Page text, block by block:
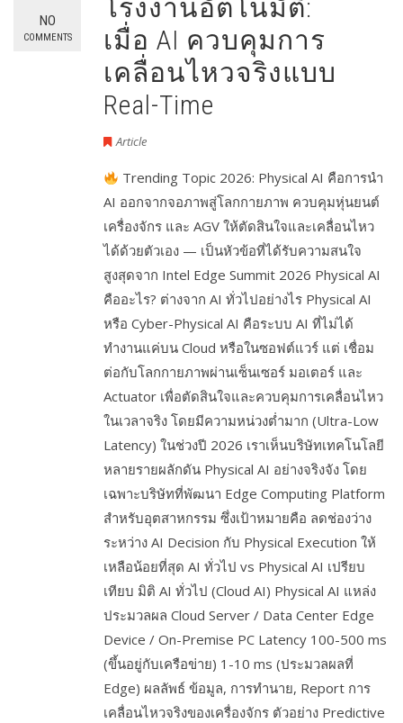
NO
COMMENTS
โรงงานอัตโนมัติ:
เมื่อ AI ควบคุมการ
เคลื่อนไหวจริงแบบ
Real-Time
Article
Trending Topic 2026: Physical AI คือการนำ
AI ออกจากจอภาพสู่โลกกายภาพ ควบคุมหุ่นยนต์
เครื่องจักร และ AGV ให้ตัดสินใจและเคลื่อนไหว
ได้ด้วยตัวเอง — เป็นหัวข้อที่ได้รับความสนใจ
สูงสุดจาก Intel Edge Summit 2026 Physical AI
คืออะไร? ต่างจาก AI ทั่วไปอย่างไร Physical AI
หรือ Cyber-Physical AI คือระบบ AI ที่ไม่ได้
ทำงานแค่บน Cloud หรือในซอฟต์แวร์ แต่ เชื่อม
ต่อกับโลกกายภาพผ่านเซ็นเซอร์ มอเตอร์ และ
Actuator เพื่อตัดสินใจและควบคุมการเคลื่อนไหว
ในเวลาจริง โดยมีความหน่วงต่ำมาก (Ultra-Low
Latency) ในช่วงปี 2026 เราเห็นบริษัทเทคโนโลยี
หลายรายผลักดัน Physical AI อย่างจริงจัง โดย
เฉพาะบริษัทที่พัฒนา Edge Computing Platform
สำหรับอุตสาหกรรม ซึ่งเป้าหมายคือ ลดช่องว่าง
ระหว่าง AI Decision กับ Physical Execution ให้
เหลือน้อยที่สุด AI ทั่วไป vs Physical AI เปรียบ
เทียบ มิติ AI ทั่วไป (Cloud AI) Physical AI แหล่ง
ประมวลผล Cloud Server / Data Center Edge
Device / On-Premise PC Latency 100-500 ms
(ขึ้นอยู่กับเครือข่าย) 1-10 ms (ประมวลผลที่
Edge) ผลลัพธ์ ข้อมูล, การทำนาย, Report การ
เคลื่อนไหวจริงของเครื่องจักร ตัวอย่าง Predictive